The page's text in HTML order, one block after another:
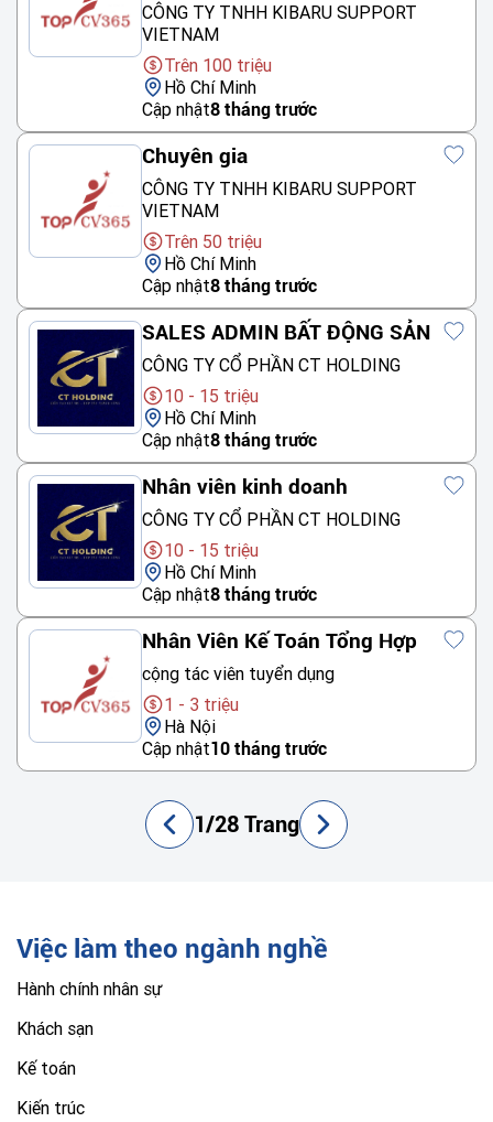
CÔNG TY TNHH KIBARU SUPPORT
VIETNAM
Trên 100 triệu
Hồ Chí Minh
Cập nhật8 tháng trước
Chuyên gia
CÔNG TY TNHH KIBARU SUPPORT
VIETNAM
Trên 50 triệu
Hồ Chí Minh
Cập nhật8 tháng trước
SALES ADMIN BẤT ĐỘNG SẢN
CÔNG TY CỔ PHẦN CT HOLDING
10 - 15 triệu
Hồ Chí Minh
Cập nhật8 tháng trước
Nhân viên kinh doanh
CÔNG TY CỔ PHẦN CT HOLDING
10 - 15 triệu
Hồ Chí Minh
Cập nhật8 tháng trước
Nhân Viên Kế Toán Tổng Hợp
cộng tác viên tuyển dụng
1 - 3 triệu
Hà Nội
Cập nhật10 tháng trước
1/28 Trang
Việc làm theo ngành nghề
Hành chính nhân sự
Khách sạn
Kế toán
Kiến trúc